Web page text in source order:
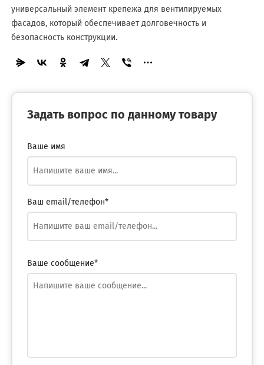
универсальный элемент крепежа для вентилируемых
фасадов, который обеспечивает долговечность и
безопасность конструкции.
Задать вопрос по данному товару
Ваше имя
Ваш email/телефон*
Ваше сообщение*